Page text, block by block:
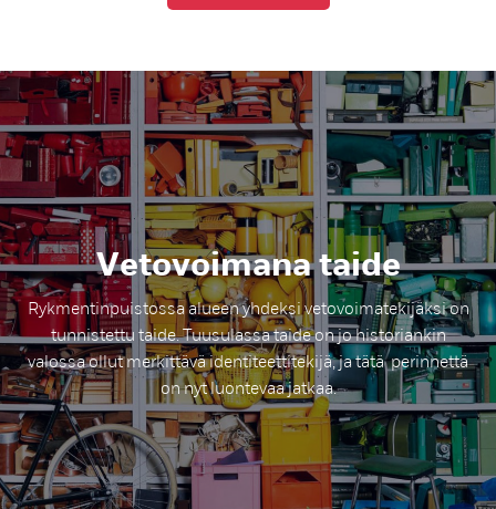
Ve­to­voi­ma­na tai­de
Rykmentinpuistossa alueen yhdeksi vetovoimatekijäksi on
tunnistettu taide. Tuusulassa taide on jo historiankin
valossa ollut merkittävä identiteettitekijä, ja tätä perinnettä
on nyt luontevaa jatkaa.